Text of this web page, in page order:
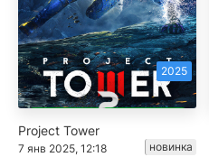
2025
Project Tower
7 янв 2025, 12:18 новинка